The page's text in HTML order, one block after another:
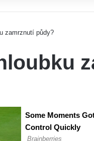
zamrznutí půdy?